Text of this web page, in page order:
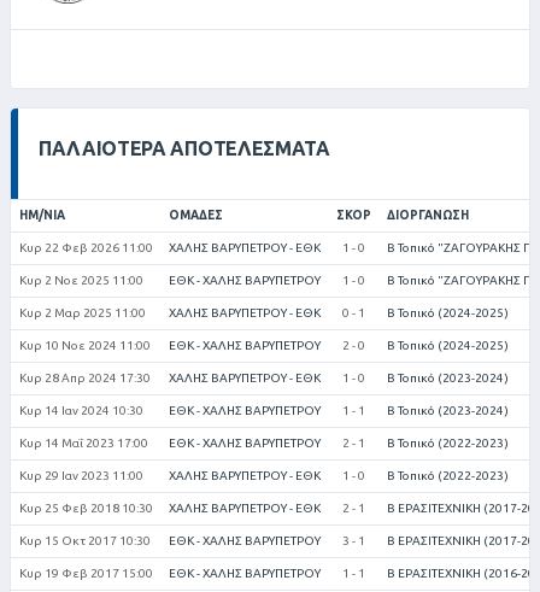
ΠΑΛΑΙΌΤΕΡΑ ΑΠΟΤΕΛΈΣΜΑΤΑ
ΗΜ/ΝΊΑ ΟΜΆΔΕΣ ΣΚΟΡ ΔΙΟΡΓΆΝΩΣΗ
Κυρ 22 Φεβ 2026 11:00 ΧΑΛΗΣ ΒΑΡΥΠΕΤΡΟΥ - ΕΘΚ 1 - 0 Β Τοπικό "ΖΑΓΟΥΡΑΚΗΣ
Κυρ 2 Νοε 2025 11:00 ΕΘΚ - ΧΑΛΗΣ ΒΑΡΥΠΕΤΡΟΥ 1 - 0 Β Τοπικό "ΖΑΓΟΥΡΑΚΗΣ
Κυρ 2 Μαρ 2025 11:00 ΧΑΛΗΣ ΒΑΡΥΠΕΤΡΟΥ - ΕΘΚ 0 - 1 Β Τοπικό (2024-2025)
Κυρ 10 Νοε 2024 11:00 ΕΘΚ - ΧΑΛΗΣ ΒΑΡΥΠΕΤΡΟΥ 2 - 0 Β Τοπικό (2024-2025)
Κυρ 28 Απρ 2024 17:30 ΧΑΛΗΣ ΒΑΡΥΠΕΤΡΟΥ - ΕΘΚ 1 - 0 Β Τοπικό (2023-2024)
Κυρ 14 Ιαν 2024 10:30 ΕΘΚ - ΧΑΛΗΣ ΒΑΡΥΠΕΤΡΟΥ 1 - 1 Β Τοπικό (2023-2024)
Κυρ 14 Μαΐ 2023 17:00 ΕΘΚ - ΧΑΛΗΣ ΒΑΡΥΠΕΤΡΟΥ 2 - 1 Β Τοπικό (2022-2023)
Κυρ 29 Ιαν 2023 11:00 ΧΑΛΗΣ ΒΑΡΥΠΕΤΡΟΥ - ΕΘΚ 1 - 0 Β Τοπικό (2022-2023)
Κυρ 25 Φεβ 2018 10:30 ΧΑΛΗΣ ΒΑΡΥΠΕΤΡΟΥ - ΕΘΚ 2 - 1 Β ΕΡΑΣΙΤΕΧΝΙΚΗ (2017-
Κυρ 15 Οκτ 2017 10:30 ΕΘΚ - ΧΑΛΗΣ ΒΑΡΥΠΕΤΡΟΥ 3 - 1 Β ΕΡΑΣΙΤΕΧΝΙΚΗ (2017-
Κυρ 19 Φεβ 2017 15:00 ΕΘΚ - ΧΑΛΗΣ ΒΑΡΥΠΕΤΡΟΥ 1 - 1 Β ΕΡΑΣΙΤΕΧΝΙΚΗ (2016-